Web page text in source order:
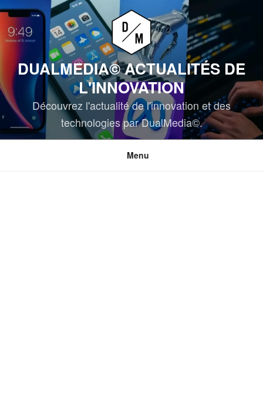
Aller
au
contenu
DUALMEDIA© ACTUALITÉS DE
L'INNOVATION
Découvrez l'actualité de l'innovation et des
technologies par DualMedia©.
Menu